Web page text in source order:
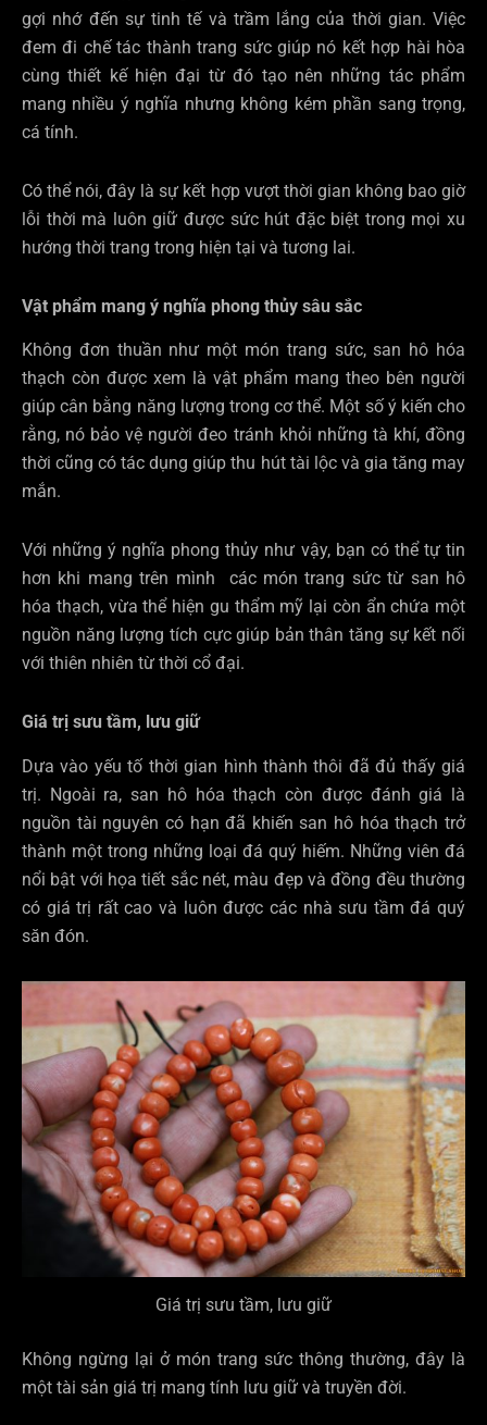
gợi nhớ đến sự tinh tế và trầm lắng của thời gian. Việc
đem đi chế tác thành trang sức giúp nó kết hợp hài hòa
cùng thiết kế hiện đại từ đó tạo nên những tác phẩm
mang nhiều ý nghĩa nhưng không kém phần sang trọng,
cá tính.
Có thể nói, đây là sự kết hợp vượt thời gian không bao giờ
lỗi thời mà luôn giữ được sức hút đặc biệt trong mọi xu
hướng thời trang trong hiện tại và tương lai.
Vật phẩm mang ý nghĩa phong thủy sâu sắc
Không đơn thuần như một món trang sức, san hô hóa
thạch còn được xem là vật phẩm mang theo bên người
giúp cân bằng năng lượng trong cơ thể. Một số ý kiến cho
rằng, nó bảo vệ người đeo tránh khỏi những tà khí, đồng
thời cũng có tác dụng giúp thu hút tài lộc và gia tăng may
mắn.
Với những ý nghĩa phong thủy như vậy, bạn có thể tự tin
hơn khi mang trên mình các món trang sức từ san hô
hóa thạch, vừa thể hiện gu thẩm mỹ lại còn ẩn chứa một
nguồn năng lượng tích cực giúp bản thân tăng sự kết nối
với thiên nhiên từ thời cổ đại.
Giá trị sưu tầm, lưu giữ
Dựa vào yếu tố thời gian hình thành thôi đã đủ thấy giá
trị. Ngoài ra, san hô hóa thạch còn được đánh giá là
nguồn tài nguyên có hạn đã khiến san hô hóa thạch trở
thành một trong những loại đá quý hiếm. Những viên đá
nổi bật với họa tiết sắc nét, màu đẹp và đồng đều thường
có giá trị rất cao và luôn được các nhà sưu tầm đá quý
săn đón.
Giá trị sưu tầm, lưu giữ
Không ngừng lại ở món trang sức thông thường, đây là
một tài sản giá trị mang tính lưu giữ và truyền đời.